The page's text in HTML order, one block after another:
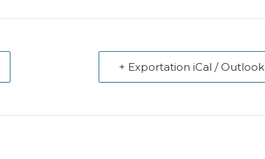
+ Exportation iCal / Outlook